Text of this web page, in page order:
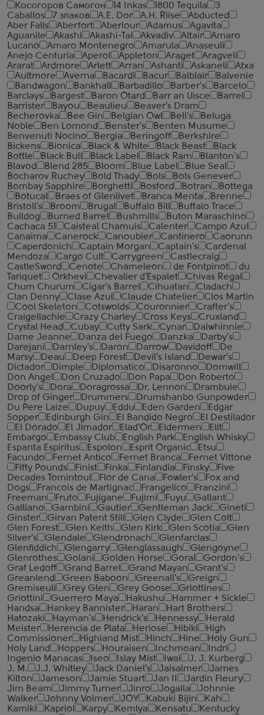
Косогоров Самогон
14 Inkas 1800 Tequila
3
Caballos
7 злаков A.E. Dor A.H. Riise
Abducted
Aber Falls
Aberfort Aberlour Adamus
Agavita
Aguanile
Akashi Akashi-Tai Akvadiv Altair
Amaro
Lucano
Amaro Montenegro Amarula
Anaseuli
Anejo Centuria
Aperol Appleton Araget
Aragveli
Ararat
Ardmore Arlett Arran Ashanti Askaneli
Atxa
Aultmore
Averna Bacardi Bacur Balblair
Balvenie
Bandwagon
Bankhall Barbadillo Barber's
Barcelo
Barclays
Bargest Baron Otard Barr an Uisce
Barrel
Barrister
Bayou Beaulieu
Beaver's Dram
Becherovka
Bee Gin Belgian Owl Bell's
Beluga
Noble
Ben Lomond Benster's
Benten Musume
Benvenuti Nocino
Bergia Beringoff
Berkshire
Bickens
Bionica Black & White Black Beast
Black
Bottle
Black Bull Black Label Black Ram
Blanton's
Blavod
Blend 285 Bloom Blue Label
Blue Seal
Bocharov Ruchey
Bold Thady Bols
Bols Genever
Bombay Sapphire
Borghetti Bosford Botran
Bottega
Botucal
Braes of Glenlivet Branca Menta
Brenne
Bristoll's
Broom Brugal Buffalo Bill
Buffalo Trace
Bulldog
Burned Barrel Bushmills
Buton Maraschino
Cachaca 51
Caisteal Chamuis Calenter
Campo Azul
Canaima
Canerock Canoubier Cantinero
Caorunn
Caperdonich
Captain Morgan Captain's
Cardenal
Mendoza
Cargo Cult Carrygreen
Castlecraig
CastleSword
Cenote Chameleon de Fontpinot
du
Tariquet
Orkhevi Chevalier d'Espalet
Chivas Regal
Chum Churum
Cigar's Barrel Cihuatan
Cladach
Clan Denny
Clase Azul Claude Chatelier
Clos Martin
Cool Skeleton
Cotswolds Couronnier
Crafter's
Craigellachie
Crazy Charley Cross Keys
Cruxland
Crystal Head
Cubay Cutty Sark Cynar
Dalwhinnie
Dame Jeanne
Danza del Fuego Danzka
Darby's
Darejani
Darnley's Daron Darrow Davidoff
De
Marsy
Deau Deep Forest Devil's Island
Dewar's
Dictador
Dimple Diplomatico Disaronno
Domwill
Don Angel
Don Cruzado Don Papa
Don Roberto
Doorly's
Dora Doragrossa Dr. Lennon
Drambuie
Drop of Ginger
Drummers
Drumshanbo Gunpowder
Du Pere Laize
Dupuy Eddu Eden Garden
Edgar
Sopper
Edinburgh Gin El Bandido Negro
El Destilador
El Dorado
El Jimador Elad'Or Eldermen
Elit
Embargo
Embassy Club English Park
English Whisky
Espanta Espiritus
Espolon Esprit Organic
Etsu
Facundo
Fernet Antico Fernet Branca
Fernet Vittone
Fifty Pounds
Finist Finka Finlandia Finsky
Five
Decades Tomintoul
Flor de Cana Fowler's
Fox and
Dogs
Francois de Martignac Frangelico
Franzini
Freeman
Fruto Fujigane Fujimi Fuyu
Gallant
Galliano
Gambini Gautier Gentleman Jack
Gineti
Ginster
Girvan Patent Still Glen Clyde
Glen Colt
Glen Forest
Glen Keith Glen Kirk Glen Scotia
Glen
Silver's
Glendale Glendronach
Glenfarclas
Glenfiddich
Glengarry Glenglassaugh
Glengoyne
Glenrothes
Golani Golden Horse Goral
Gordon's
Graf Ledoff
Grand Barrel Grand Mayan
Grant's
Greanlend
Green Baboon Greenall's
Greign
Gremiseuli
Grey Glen Grey Goose
Griottines
Griottini
Guerrero Maya Hakushu
Hammer + Sickle
Handsa
Hankey Bannister Haran
Hart Brothers
Hatozaki
Hayman's Hendrick's Hennessy
Herald
Meister
Herencia de Plata Heriose Hibiki
High
Commissioner
Highland Mist Hinch Hine
Holy Gun
Holy Land
Hoppers Houraisen Inchmoan
Indri
Ingenio Manacas
Iseo Islay Mist Iwai
J. J. Kurberg
J. M.
J.J. Whitley Jack Daniel's Jaisalmer
James
Kilton
Jameson Jamie Stuart Jan II
Jardin Fleury
Jim Beam
Jimmy Turner Jinro Jogaila
Johnnie
Walker
Johnny Volmer JOY Kabuki Bijin
Kah
Kamiki
Kapriol Karpy Kemlya Kensatu
Kentucky